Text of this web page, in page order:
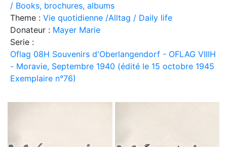
/ Books, brochures, albums
Theme : Vie quotidienne /Alltag / Daily life
Donateur : Mayer Marie
Serie :
Oflag 08H Souvenirs d'Oberlangendorf - OFLAG VIIIH
- Moravie, Septembre 1940 (édité le 15 octobre 1945
Exemplaire n°76)